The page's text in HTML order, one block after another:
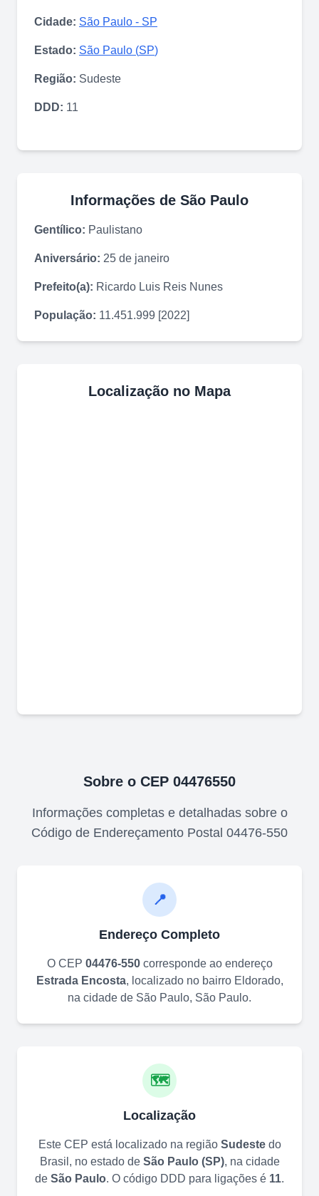
Cidade: São Paulo - SP
Estado: São Paulo (SP)
Região: Sudeste
DDD: 11
Informações de São Paulo
Gentílico: Paulistano
Aniversário: 25 de janeiro
Prefeito(a): Ricardo Luis Reis Nunes
População: 11.451.999 [2022]
Localização no Mapa
Sobre o CEP 04476550
Informações completas e detalhadas sobre o
Código de Endereçamento Postal 04476-550
📍
Endereço Completo
O CEP 04476-550corresponde ao endereço
Estrada Encosta, localizado no bairro Eldorado,
na cidade de São Paulo, São Paulo.
🗺️
Localização
Este CEP está localizado na região Sudestedo
Brasil, no estado de São Paulo(SP), na cidade
de São Paulo. O código DDD para ligações é 11.